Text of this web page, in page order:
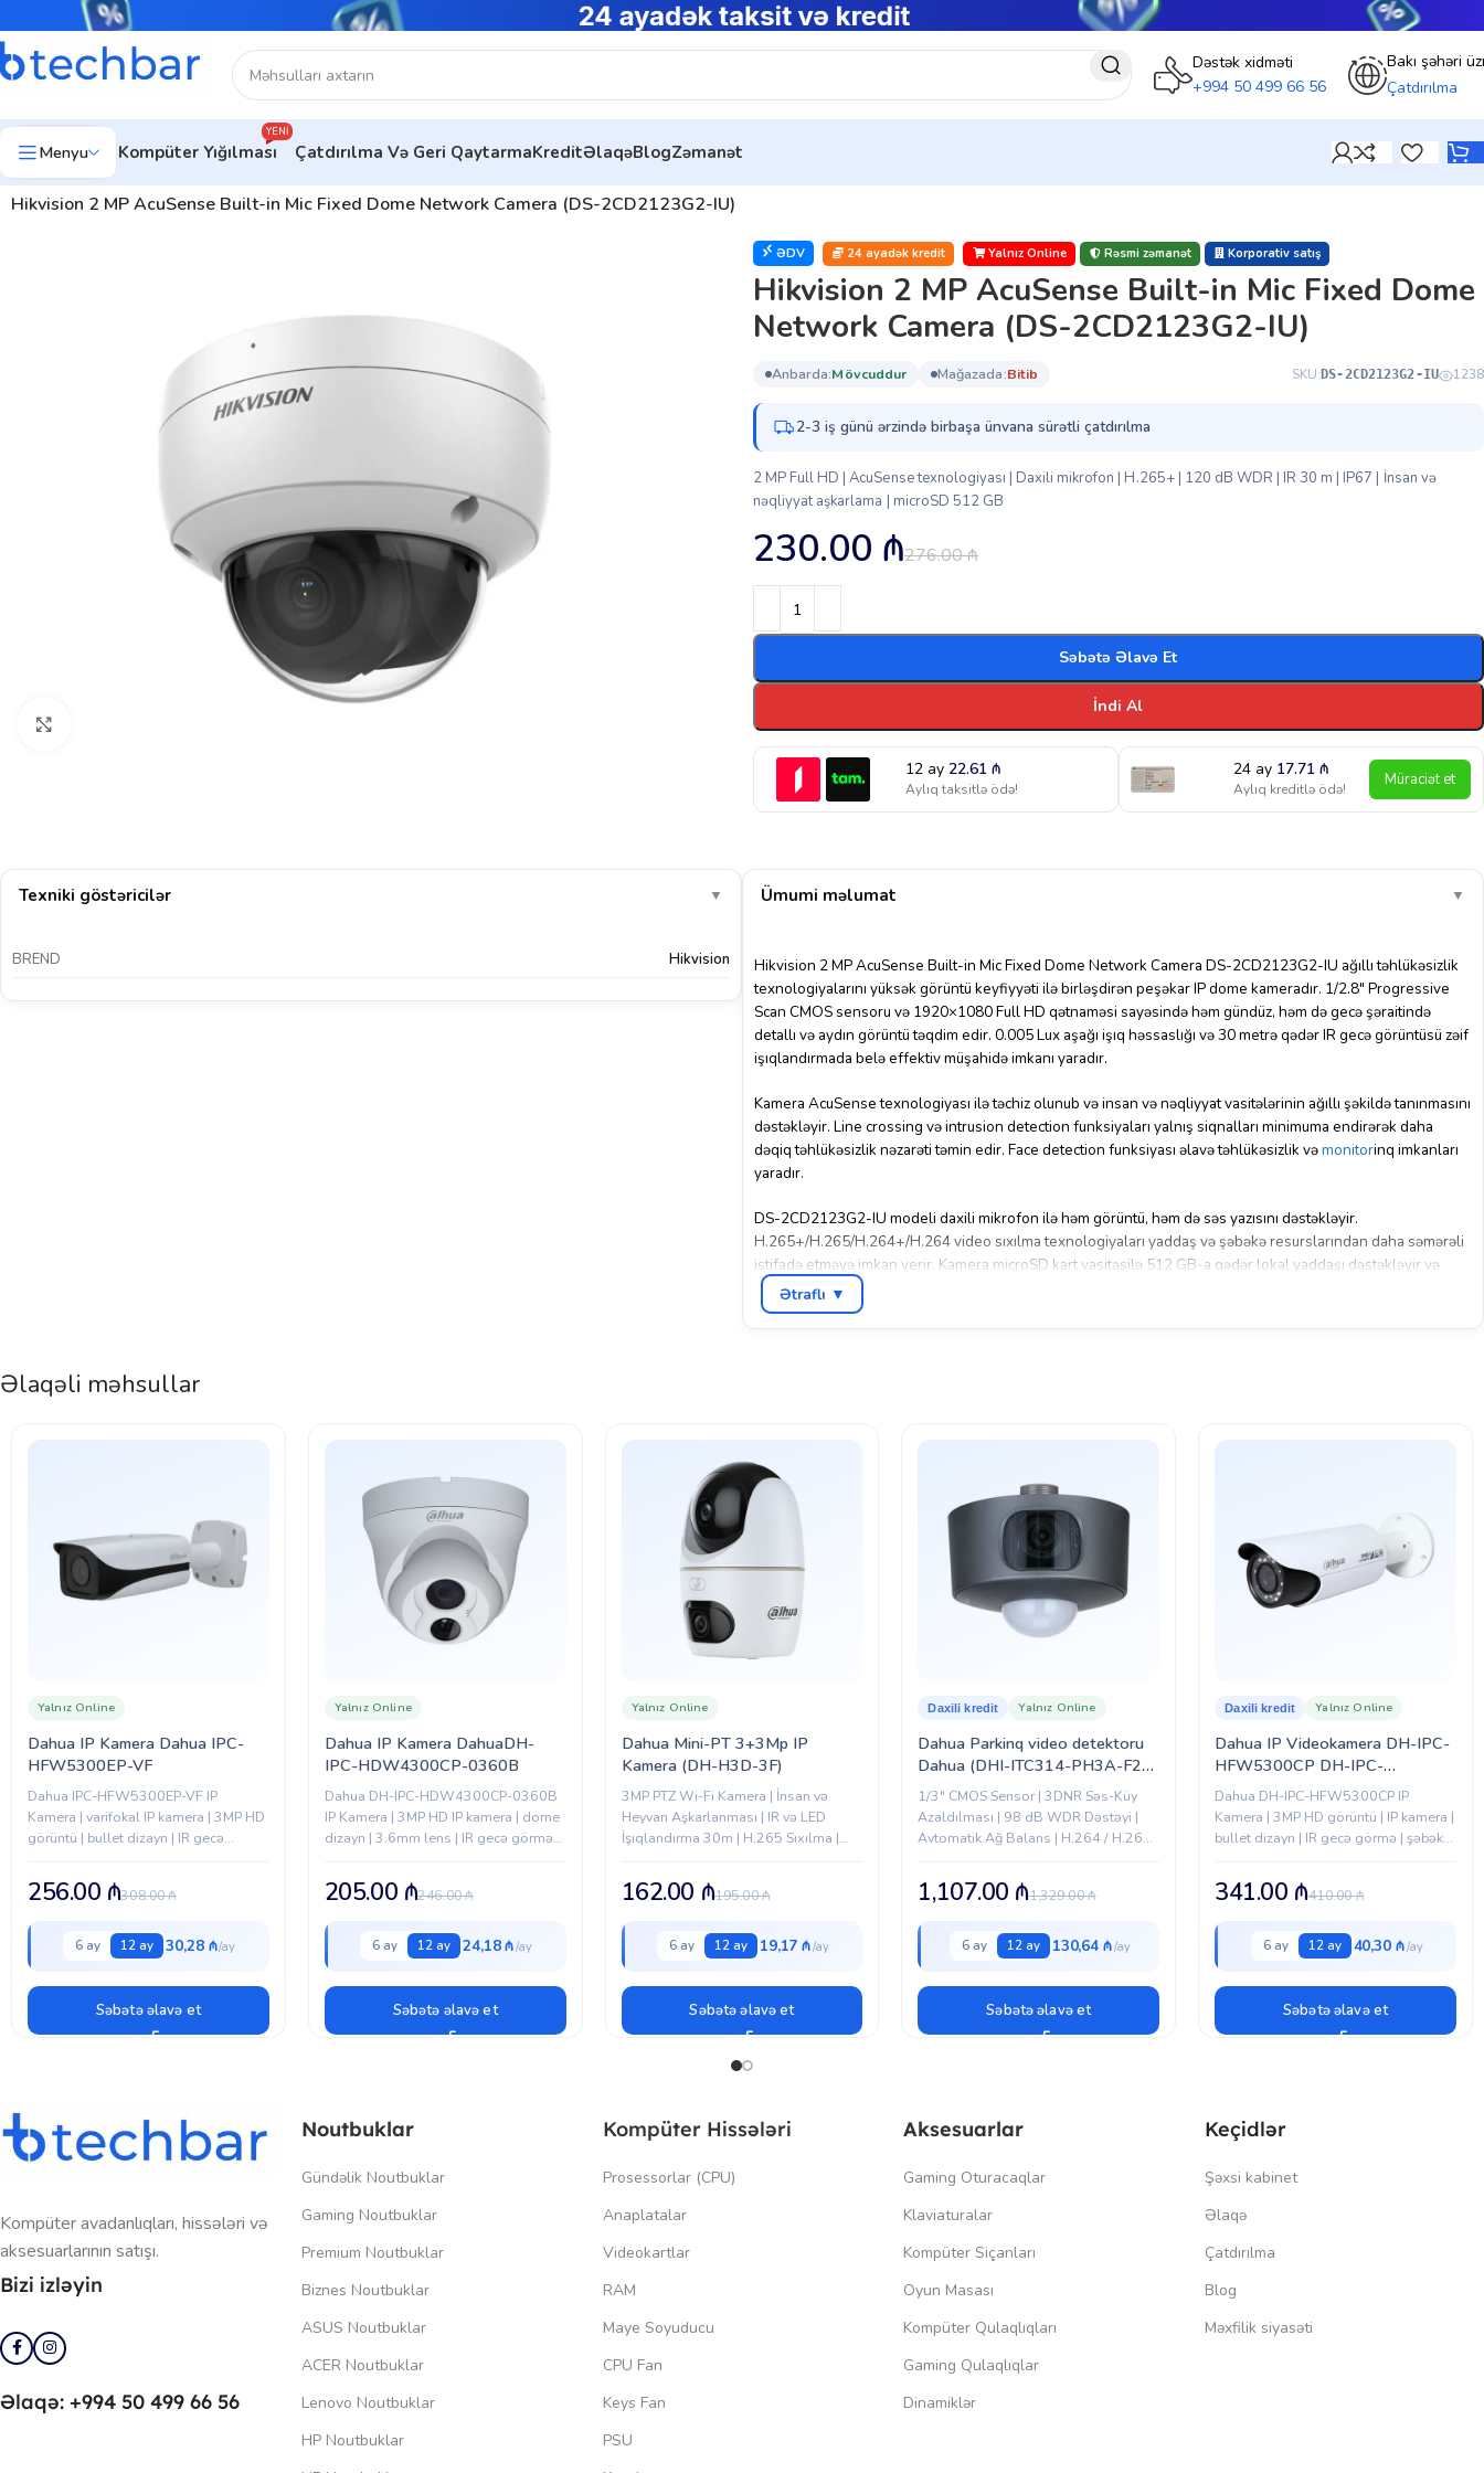
Dəstək xidməti
+994 50 499 66 56
Bakı şəhəri
Çatdırılma
Menyu Kompüter Yığılması
YENI
Çatdırılma Və Geri QaytarmaKreditƏlaqəBlogZəmanət
Ev Təhlükəsizlik sistemləri
Hikvision 2 MP AcuSense Built-in Mic Fixed Dome Network Camera (DS-2CD2123G2-IU)
ƏDV 24 ayadək kredit Yalnız Online Rəsmi zəmanət Korporativ satış
Hikvision 2 MP AcuSense Built-in Mic Fixed Dome
Network Camera (DS-2CD2123G2-IU)
anbarda: mövcuddur mağazada: bi̇ti̇b SKU:DS-2CD2123G2-IU 1238
2-3 iş günü ərzində birbaşa ünvana sürətli çatdırılma
2 MP Full HD | AcuSense texnologiyası | Daxili mikrofon | H.265+ | 120 dB WDR | IR 30 m | IP67 | İnsan və
nəqliyyat aşkarlama | microSD 512 GB
276.00₼
230.00 ₼
Səbətə Əlavə Et
İndi Al
12 ay22.61₼
Aylıq taksitlə ödə!
24 ay 17.71₼
Aylıq kreditlə ödə! Müraciət et
Texniki göstəricilər ▼
BREND Hikvision
Ümumi məlumat ▼
Hikvision 2 MP AcuSense Built-in Mic Fixed Dome Network Camera DS-2CD2123G2-IU ağıllı təhlükəsizlik
texnologiyalarını yüksək görüntü keyfiyyəti ilə birləşdirən peşəkar IP dome kameradır. 1/2.8″ Progressive
Scan CMOS sensoru və 1920×1080 Full HD qətnaməsi sayəsində həm gündüz, həm də gecə şəraitində
detallı və aydın görüntü təqdim edir. 0.005 Lux aşağı işıq həssaslığı və 30 metrə qədər IR gecə görüntüsü zəif
işıqlandırmada belə effektiv müşahidə imkanı yaradır.
Kamera AcuSense texnologiyası ilə təchiz olunub və insan və nəqliyyat vasitələrinin ağıllı şəkildə tanınmasını
dəstəkləyir. Line crossing və intrusion detection funksiyaları yalnış siqnalları minimuma endirərək daha
dəqiq təhlükəsizlik nəzarəti təmin edir. Face detection funksiyası əlavə təhlükəsizlik vəmonitorinq imkanları
yaradır.
DS-2CD2123G2-IU modeli daxili mikrofon ilə həm görüntü, həm də səs yazısını dəstəkləyir.
H.265+/H.265/H.264+/H.264 video sıxılma texnologiyaları yaddaş və şəbəkə resurslarından daha səmərəli
istifadə etməyə imkan verir. Kamera microSD kart vasitəsilə 512 GB-a qədər lokal yaddaşı dəstəkləyir və
NAS sistemləri ilə inteqrasiya oluna bilir.
Ətraflı ▼
Əlaqəli məhsullar
Dahua IP Kamera Dahua IPC-
HFW5300EP-VF
Yalnız Online
Dahua IPC-HFW5300EP-VF IP
Kamera | varifokal IP kamera | 3MP HD
görüntü | bullet dizayn | IR gecə
dəstəyi
308.00₼
256.00 ₼
6 ay 12 ay 30,28 ₼
Səbətə əlavə et
Dahua IP Kamera DahuaDH-
IPC-HDW4300CP-0360B
Yalnız Online
Dahua DH-IPC-HDW4300CP-0360B
IP Kamera | 3MP HD IP kamera | dome
dizayn | 3.6mm lens | IR gecə görmə |
246.00₼
205.00 ₼
6 ay 12 ay 24,18 ₼
Səbətə əlavə et
Dahua Mini-PT 3+3Mp IP
Kamera (DH-H3D-3F)
Yalnız Online
3MP PTZ Wi-Fi Kamera | İnsan və
Heyvan Aşkarlanması | IR və LED
İşıqlandırma 30m | H.265 Sıxılma |
195.00₼
162.00 ₼
6 ay 12 ay 19,17 ₼
Səbətə əlavə et
Dahua Parkinq video detektoru
Dahua (DHI-ITC314-PH3A-F2-
PON)
Daxili kredit Yalnız Online
1/3" CMOS Sensor | 3DNR Səs-Küy
Azaldılması | 98 dB WDR Dəstəyi |
Avtomatik Ağ Balans | H.264 / H.265
Gecə Rejimi Dəstəyi
1,329.00₼
1,107.00 ₼
6 ay 12 ay 130,64 ₼
Səbətə əlavə et
Dahua IP Videokamera DH-IPC-
HFW5300CP DH-IPC-
HFW5300CP
Daxili kredit Yalnız Online
Dahua DH-IPC-HFW5300CP IP
Kamera | 3MP HD görüntü | IP kamera |
bullet dizayn | IR gecə görmə | şəbəkə
410.00₼
341.00 ₼
6 ay 12 ay 40,30 ₼
Səbətə əlavə et
Kompüter avadanlıqları, hissələri və
aksesuarlarının satışı.
Bizi izləyin
Əlaqə: +994 50 499 66 56
Noutbuklar
Gündəlik Noutbuklar
Gaming Noutbuklar
Premium Noutbuklar
Biznes Noutbuklar
ASUS Noutbuklar
ACER Noutbuklar
Lenovo Noutbuklar
HP Noutbuklar
Kompüter Hissələri
Prosessorlar (CPU)
Anaplatalar
Videokartlar
RAM
Maye Soyuducu
CPU Fan
Keys Fan
PSU
Aksesuarlar
Gaming Oturacaqlar
Klaviaturalar
Kompüter Siçanları
Oyun Masası
Kompüter Qulaqlıqları
Gaming Qulaqlıqlar
Dinamiklər
Keçidlər
Şəxsi kabinet
Əlaqə
Çatdırılma
Blog
Məxfilik siyasəti